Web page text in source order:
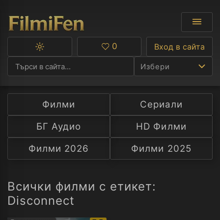
Избери
Ф
С
А
Превключване
тъмна
тема
Любими
0 Вход в сайта
Филми
Сериали
БГ Аудио
HD Филми
Филми 2026
Филми 2025
Всички филми с етикет:
Disconnect